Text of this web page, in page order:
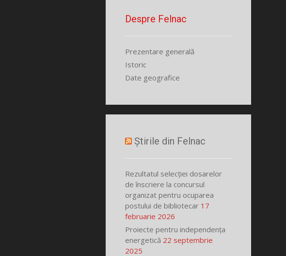
Despre Felnac
Prezentare generală
Istoric
Date geografice
Știrile din Felnac
Rezultatul selecției dosarelor
de înscriere la concursul
organizat pentru ocuparea
postului de bibliotecar 17
februarie 2026
Proiecte pentru independența
energetică 22 septembrie
2025